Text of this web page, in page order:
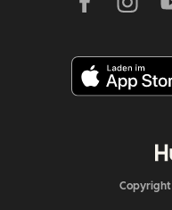
Copyright